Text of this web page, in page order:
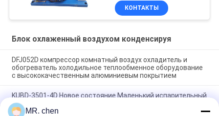
КОНТАКТЫ
Блок охлаженный воздухом конденсируя
DFJ052D компрессор комнатный воздух охладитель и
обогреватель холодильное теплообменное оборудование
с высококачественным алюминиевым покрытием
KUBD-3501-4D Новое состояние Маленький испарительный
воздухоохладитель Производитель изготовлен в Китае
холодильное теплообменное оборудование
MR. chen